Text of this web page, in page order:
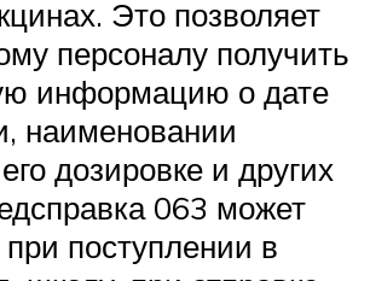
Это позволяет
персоналу получить
информацию о дате
наименовании
дозировке и других
063 может
при поступлении в